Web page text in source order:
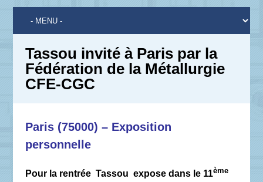
Tassou invité à Paris par la
Fédération de la Métallurgie
CFE-CGC
Paris (75000) – Exposition
personnelle
Pour la rentrée Tassou expose dans le 11ème